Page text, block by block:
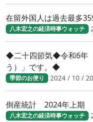
在留外国人は過去最多
八木宏之の経済時事ウォッチ
◆二十四節気◆令和6年
う）」です。◆
季節のお便り 2024 / 10 / 20
倒産統計 2024年上期
八木宏之の経済時事ウォッチ